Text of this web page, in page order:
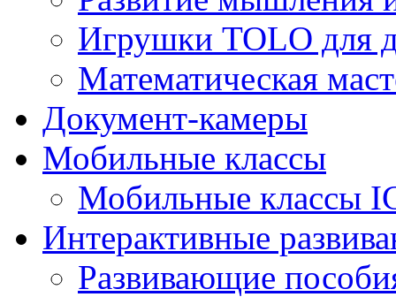
Игрушки TOLO для
Математическая
Документ-камеры
Мобильные классы
Мобильные классы
Интерактивные
Развивающие